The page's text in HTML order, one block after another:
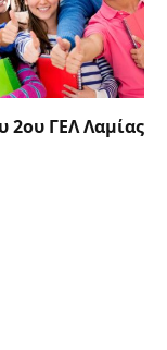
2ου ΓΕΛ Λαμίας